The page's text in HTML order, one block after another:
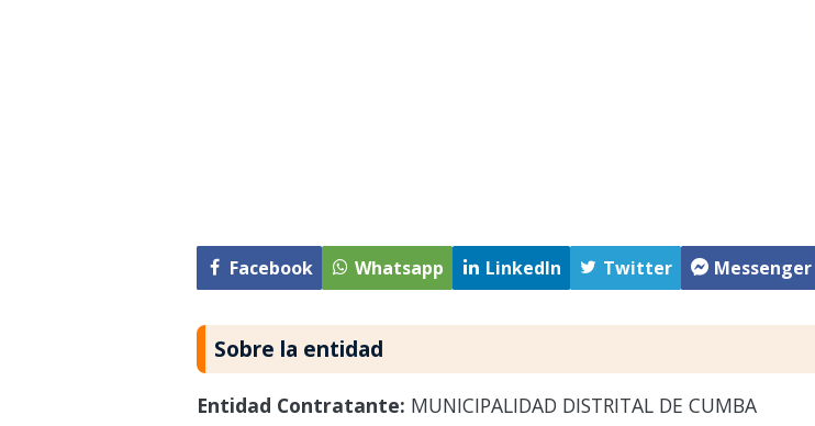
Facebook Whatsapp LinkedIn Twitter Messenger
Sobre la entidad
Entidad Contratante: MUNICIPALIDAD DISTRITAL DE CUMBA